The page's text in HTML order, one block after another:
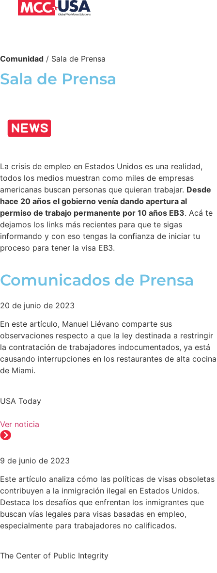
Comunidad / Sala de Prensa
Sala de Prensa
La crisis de empleo en Estados Unidos es una realidad,
todos los medios muestran como miles de empresas
americanas buscan personas que quieran trabajar. Desde
hace 20 años el gobierno venía dando apertura al
permiso de trabajo permanente por 10 años EB3. Acá te
dejamos los links más recientes para que te sigas
informando y con eso tengas la confianza de iniciar tu
proceso para tener la visa EB3.
Comunicados de Prensa
20 de junio de 2023
En este artículo, Manuel Liévano comparte sus
observaciones respecto a que la ley destinada a restringir
la contratación de trabajadores indocumentados, ya está
causando interrupciones en los restaurantes de alta cocina
de Miami.
USA Today
Ver noticia
9 de junio de 2023
Este artículo analiza cómo las políticas de visas obsoletas
contribuyen a la inmigración ilegal en Estados Unidos.
Destaca los desafíos que enfrentan los inmigrantes que
buscan vías legales para visas basadas en empleo,
especialmente para trabajadores no calificados.
The Center of Public Integrity